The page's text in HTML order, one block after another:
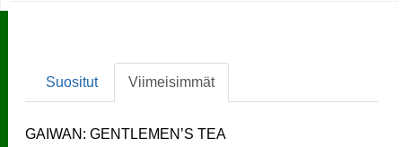
Suositut Viimeisimmät
GAIWAN: GENTLEMEN’S TEA